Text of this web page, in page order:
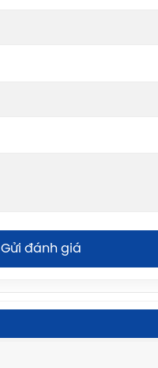
Gửi đánh giá